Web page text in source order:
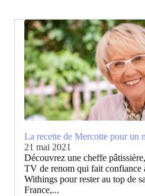
La recette de Mercotte pour un
21 mai 2021
Découvrez une cheffe
TV de renom qui fait confiance
Withings pour rester au top de
France,...